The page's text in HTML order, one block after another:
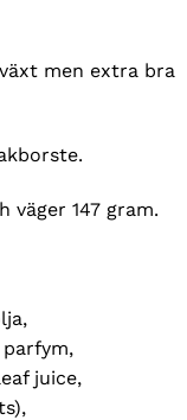
men extra bra
väger 147 gram.
juice,